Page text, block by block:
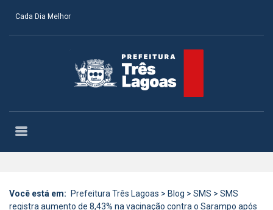
Cada Dia Melhor
Você está em: Prefeitura Três Lagoas > Blog > SMS > SMS
registra aumento de 8,43% na vacinação contra o Sarampo após